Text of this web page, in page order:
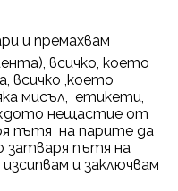
и премахвам
всичко, което
всичко ,което
мисъл, етикети,
нещастие от
пътя на парите да
затваря пътя на
и заключвам